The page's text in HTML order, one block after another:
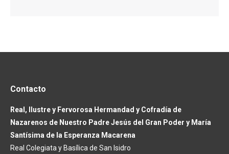
Contacto
Real, Ilustre y Fervorosa Hermandad y Cofradía de
Nazarenos de Nuestro Padre Jesús del Gran Poder y María
Santísima de la Esperanza Macarena
Real Colegiata y Basílica de San Isidro